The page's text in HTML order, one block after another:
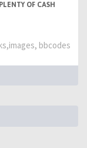
OF CASH
bbcodes